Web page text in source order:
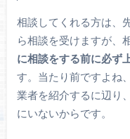
相談してくれる方は、
ら相談を受けますが、
に相談をする前に必ず
す。当たり前ですよね
業者を紹介するに辺り
にいないからです。